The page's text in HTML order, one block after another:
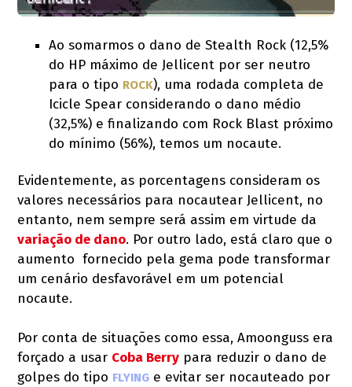
Ao somarmos o dano de Stealth Rock (12,5%
do HP máximo de Jellicent por ser neutro
para o tipo ROCK), uma rodada completa de
Icicle Spear considerando o dano médio
(32,5%) e finalizando com Rock Blast próximo
do mínimo (56%), temos um nocaute.
Evidentemente, as porcentagens consideram os
valores necessários para nocautear Jellicent, no
entanto, nem sempre será assim em virtude da
variação de dano. Por outro lado, está claro que o
aumento fornecido pela gema pode transformar
um cenário desfavorável em um potencial
nocaute.
Por conta de situações como essa, Amoonguss era
forçado a usar Coba Berry para reduzir o dano de
golpes do tipo FLYING e evitar ser nocauteado por